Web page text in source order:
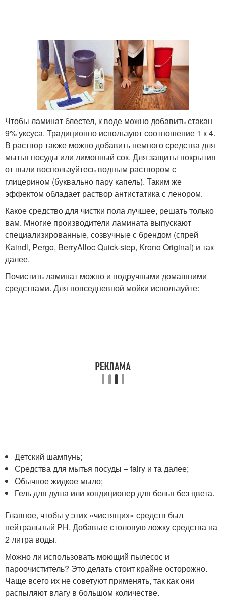
Чтобы ламинат блестел, к воде можно добавить стакан
9% уксуса. Традиционно используют соотношение 1 к 4.
В раствор также можно добавить немного средства для
мытья посуды или лимонный сок. Для защиты покрытия
от пыли воспользуйтесь водным раствором с
глицерином (буквально пару капель). Таким же
эффектом обладает раствор антистатика с ленором.
Какое средство для чистки пола лучшее, решать только
вам. Многие производители ламината выпускают
специализированные, созвучные с брендом (спрей
Kaindl, Pergo, BerryAlloc Quick-step, Krono Original) и так
далее.
Почистить ламинат можно и подручными домашними
средствами. Для повседневной мойки используйте:
Детский шампунь;
Средства для мытья посуды – fairy и та далее;
Обычное жидкое мыло;
Гель для душа или кондиционер для белья без цвета.
Главное, чтобы у этих «чистящих» средств был
нейтральный PH. Добавьте столовую ложку средства на
2 литра воды.
Можно ли использовать моющий пылесос и
пароочиститель? Это делать стоит крайне осторожно.
Чаще всего их не советуют применять, так как они
распыляют влагу в большом количестве.